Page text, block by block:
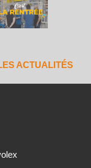
ACTUALITÉS